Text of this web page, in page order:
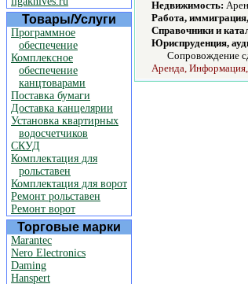
Товары/Услуги
Программное
обеспечение
Комплексное
обеспечение
канцтоварами
Поставка бумаги
Доставка канцелярии
Установка квартирных
водосчетчиков
СКУД
Комплектация для
рольставен
Комплектация для ворот
Ремонт рольставен
Ремонт ворот
Торговые марки
Marantec
Nero Electronics
Daming
Hanspert
Недвижимость:
Работа,
Справочники и
Юриспруденция,
Сопровождение
Аренда,